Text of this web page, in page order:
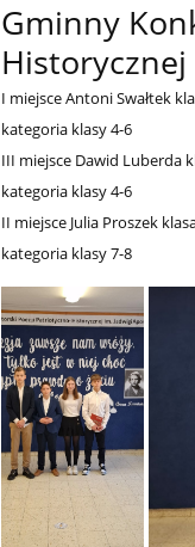
Gminny
Historycznej
I miejsce Antoni Swałtek
kategoria klasy 4-6
III miejsce Dawid Luberda
kategoria klasy 4-6
II miejsce Julia Proszek
kategoria klasy 7-8